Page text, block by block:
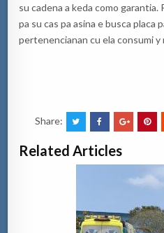
su cadena a keda como
pa su cas pa asina e busca placa
pertenencianan cu ela consumi
Share:
Related Articles